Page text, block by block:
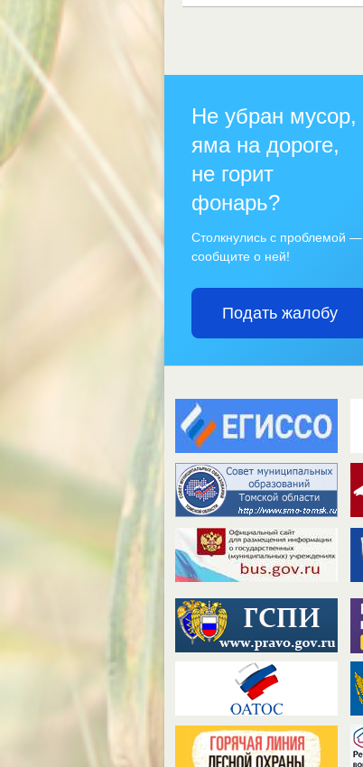
Не убран мусор,
яма на дороге,
не горит
фонарь?
Столкнулись с проблемой —
сообщите о ней!
Подать жалобу